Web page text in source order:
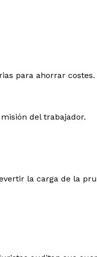
para ahorrar
del trabajador.
la carga de la